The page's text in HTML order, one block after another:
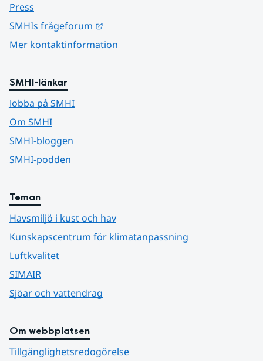
Press
SMHIs frågeforum
Mer kontaktinformation
SMHI-länkar
Jobba på SMHI
Om SMHI
SMHI-bloggen
SMHI-podden
Teman
Havsmiljö i kust och hav
Kunskapscentrum för klimatanpassning
Luftkvalitet
SIMAIR
Sjöar och vattendrag
Om webbplatsen
Tillgänglighetsredogörelse